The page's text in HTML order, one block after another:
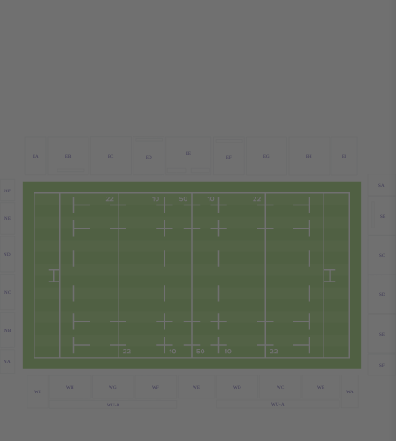
EG
EE
ED
EC
EB
EA
SA
SB
SC
SF
SE
SD
WA
WB
WC
WD
WE
WF
WG
WH
WI
WU-B WU-A
NA
NB
NE
NF
ND
NC